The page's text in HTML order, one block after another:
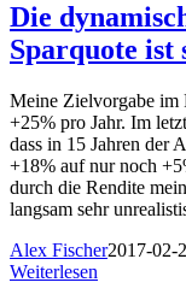
Die
Sparquote ist
Meine Zielvorgabe im
+25% pro Jahr. Im
dass in 15 Jahren der
+18% auf nur noch
durch die Rendite
langsam sehr
Alex Fischer2017-02-
Weiterlesen